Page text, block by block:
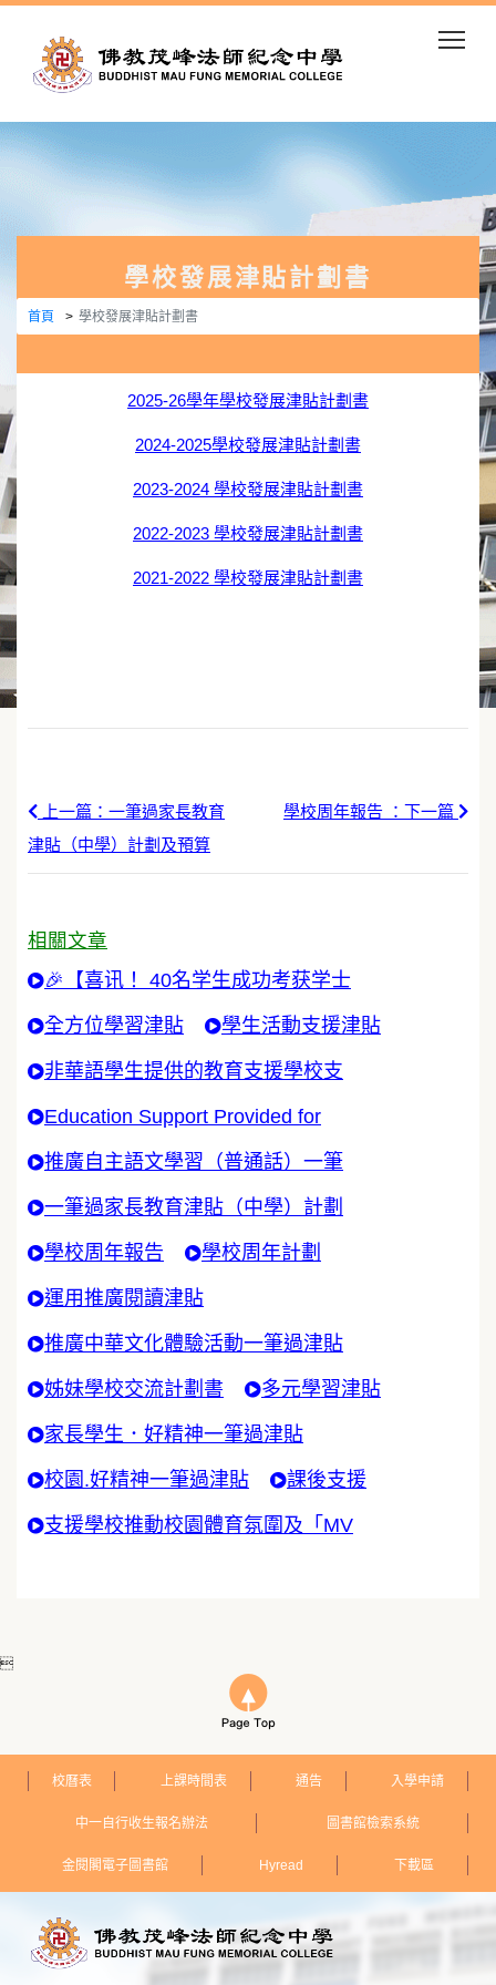
學校發展津貼計劃書
首頁 學校發展津貼計劃書
2025-26學年學校發展津貼計劃書
2024-2025學校發展津貼計劃書
2023-2024 學校發展津貼計劃書
2022-2023 學校發展津貼計劃書
2021-2022 學校發展津貼計劃書
上一篇：一筆過家長教育
津貼（中學）計劃及預算
學校周年報告 ：下一篇
相關文章
🎉【喜讯！ 40名学生成功考获学士
全方位學習津貼 學生活動支援津貼
非華語學生提供的教育支援學校支
Education Support Provided for
推廣自主語文學習（普通話）一筆
一筆過家長教育津貼（中學）計劃
學校周年報告 學校周年計劃
運用推廣閱讀津貼
推廣中華文化體驗活動一筆過津貼
姊妹學校交流計劃書 多元學習津貼
家長學生．好精神一筆過津貼
校園.好精神一筆過津貼 課後支援
支援學校推動校園體育氛圍及「MV

校曆表 上課時間表 通告 入學申請
中一自行收生報名辦法 圖書館檢索系統
金閱閣電子圖書館 Hyread 下載區